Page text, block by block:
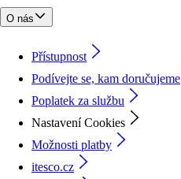
O nás
Přístupnost
Podívejte se, kam doručujeme
Poplatek za službu
Nastavení Cookies
Možnosti platby
itesco.cz